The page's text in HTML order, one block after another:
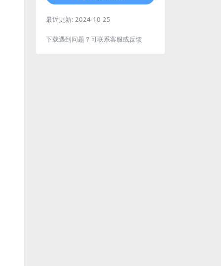
最近更新: 2024-10-25
下载遇到问题？可联系客服或反馈